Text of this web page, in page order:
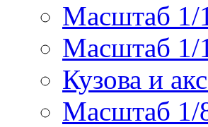
Масштаб 1/
Масштаб 1/
Кузова и
Масштаб 1/